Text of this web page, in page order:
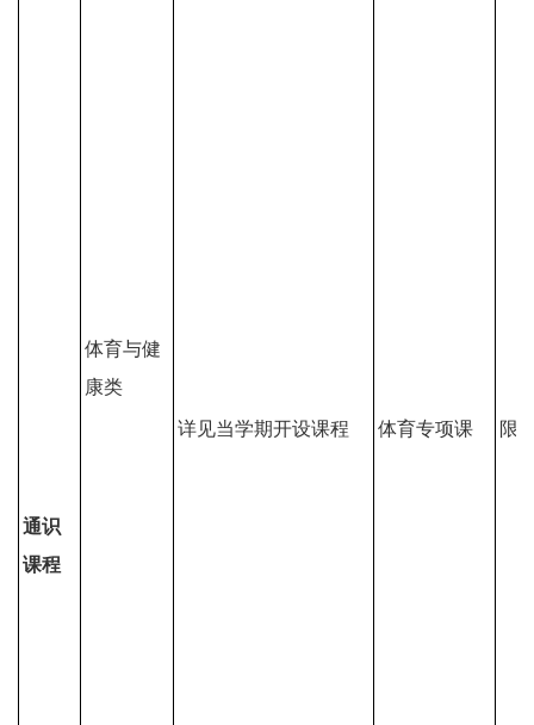
通识
课程
体育与健
康类
详见当学期开设课程 体育专项课 限